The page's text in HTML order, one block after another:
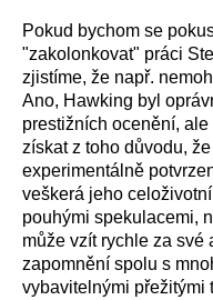
Pokud bychom se
"zakolonkovat" práci
zjistíme, že např.
Ano, Hawking byl
prestižních ocenění,
získat z toho důvodu,
experimentálně
veškerá jeho
pouhými spekulacemi,
může vzít rychle za
zapomnění spolu s
vybavitelnými přežitými